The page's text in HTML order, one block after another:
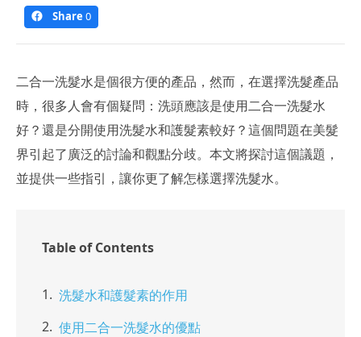
Share 0
二合一洗髮水是個很方便的產品，然而，在選擇洗髮產品
時，很多人會有個疑問：洗頭應該是使用二合一洗髮水
好？還是分開使用洗髮水和護髮素較好？這個問題在美髮
界引起了廣泛的討論和觀點分歧。本文將探討這個議題，
並提供一些指引，讓你更了解怎樣選擇洗髮水。
Table of Contents
洗髮水和護髮素的作用
使用二合一洗髮水的優點